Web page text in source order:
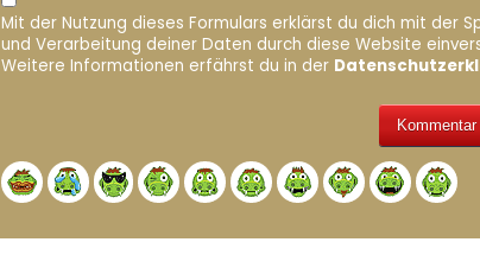
Mit der Nutzung dieses Formulars erklärst du dich mit der
und Verarbeitung deiner Daten durch diese Website
Weitere Informationen erfährst du in der